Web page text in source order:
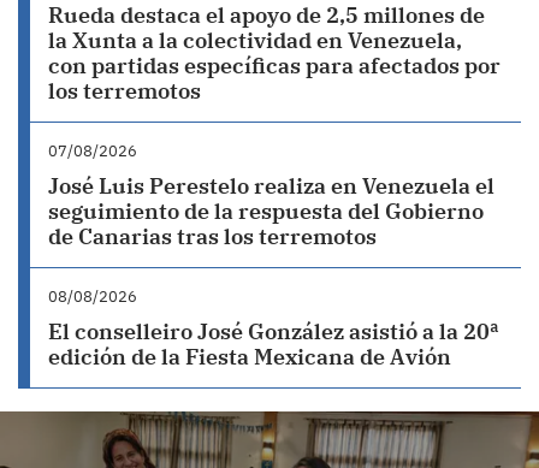
Rueda destaca el apoyo de 2,5 millones de
la Xunta a la colectividad en Venezuela,
con partidas específicas para afectados por
los terremotos
07/08/2026
José Luis Perestelo realiza en Venezuela el
seguimiento de la respuesta del Gobierno
de Canarias tras los terremotos
08/08/2026
El conselleiro José González asistió a la 20ª
edición de la Fiesta Mexicana de Avión